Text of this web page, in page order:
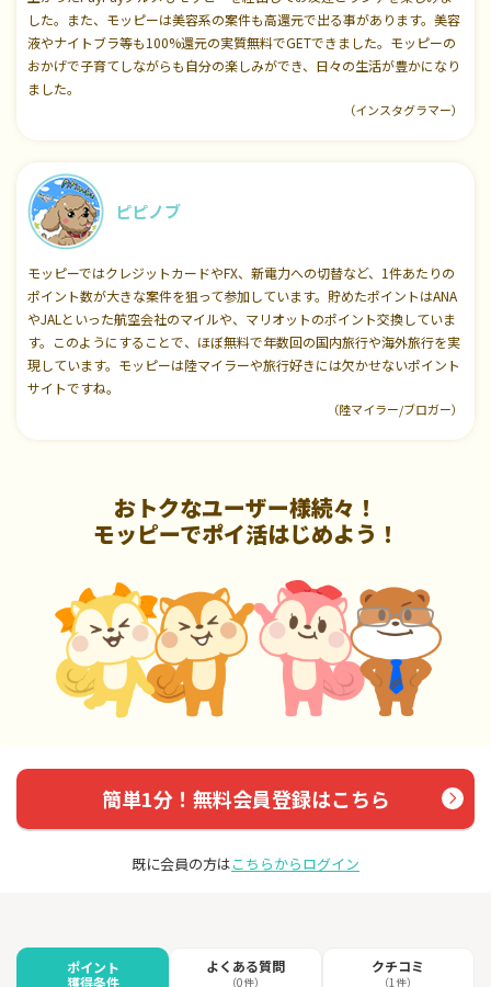
した。また、モッピーは美容系の案件も高還元で出る事があります。美容
液やナイトブラ等も100%還元の実質無料でGETできました。モッピーの
おかげで子育てしながらも自分の楽しみができ、日々の生活が豊かになり
ました。
（インスタグラマー）
ピピノブ
モッピーではクレジットカードやFX、新電力への切替など、1件あたりの
ポイント数が大きな案件を狙って参加しています。貯めたポイントはANA
やJALといった航空会社のマイルや、マリオットのポイント交換していま
す。このようにすることで、ほぼ無料で年数回の国内旅行や海外旅行を実
現しています。モッピーは陸マイラーや旅行好きには欠かせないポイント
サイトですね。
（陸マイラー/ブロガー）
おトクなユーザー様続々！
モッピーでポイ活はじめよう！
簡単1分！無料会員登録はこちら
既に会員の方はこちらからログイン
ポイント
獲得条件
よくある質問
（0件）
クチコミ
（1件）